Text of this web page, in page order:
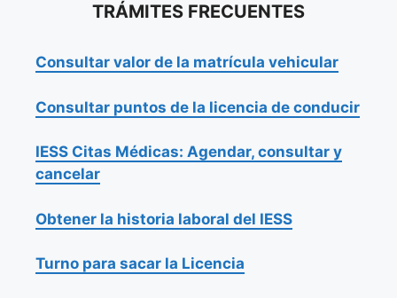
TRÁMITES FRECUENTES
Consultar valor de la matrícula vehicular
Consultar puntos de la licencia de conducir
IESS Citas Médicas: Agendar, consultar y
cancelar
Obtener la historia laboral del IESS
Turno para sacar la Licencia